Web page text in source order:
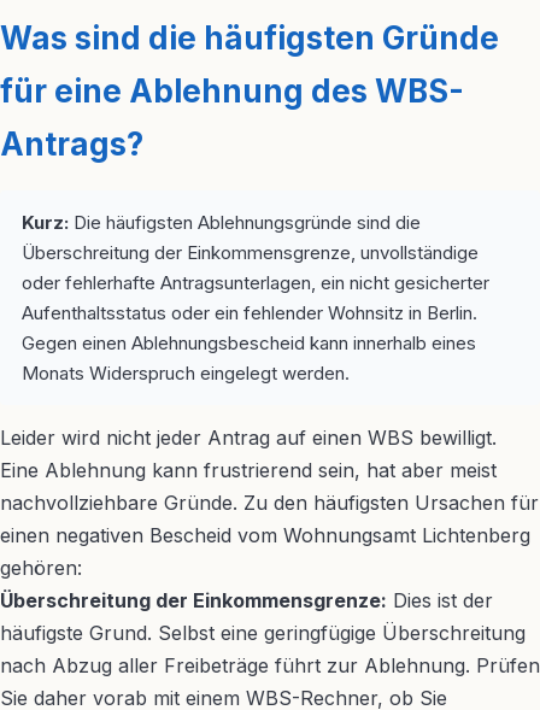
Was sind die häufigsten Gründe
für eine Ablehnung des WBS-
Antrags?
Kurz: Die häufigsten Ablehnungsgründe sind die
Überschreitung der Einkommensgrenze, unvollständige
oder fehlerhafte Antragsunterlagen, ein nicht gesicherter
Aufenthaltsstatus oder ein fehlender Wohnsitz in Berlin.
Gegen einen Ablehnungsbescheid kann innerhalb eines
Monats Widerspruch eingelegt werden.
Leider wird nicht jeder Antrag auf einen WBS bewilligt.
Eine Ablehnung kann frustrierend sein, hat aber meist
nachvollziehbare Gründe. Zu den häufigsten Ursachen für
einen negativen Bescheid vom Wohnungsamt Lichtenberg
gehören:
Überschreitung der Einkommensgrenze: Dies ist der
häufigste Grund. Selbst eine geringfügige Überschreitung
nach Abzug aller Freibeträge führt zur Ablehnung. Prüfen
Sie daher vorab mit einem WBS-Rechner, ob Sie